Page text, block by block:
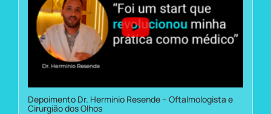
Depoimento Dr. Herminio Resende – Oftalmologista e
Cirurgião dos Olhos